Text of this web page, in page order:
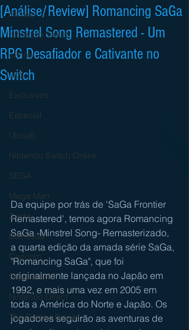
Review
Nintendo Switch
eShop
3DS
Exclusivos
Especial
Ubisoft
Nintendo Switch Online
SEGA
Mega Man
Zelda
Bethesda
Capcom
Square Enix
Nintendo Direct
The Games Brasil
[Análise/Review] Romancing SaGa
Minstrel Song Remastered - Um
RPG Desafiador e Cativante no
Switch
Da equipe por trás de 'SaGa Frontier
Remastered', temos agora Romancing
SaGa -Minstrel Song- Remasterizado,
a quarta edição da amada série SaGa,
"Romancing SaGa", que foi
originalmente lançada no Japão em
1992, e mais uma vez em 2005 em
toda a América do Norte e Japão. Os
jogadores seguirão as aventuras de